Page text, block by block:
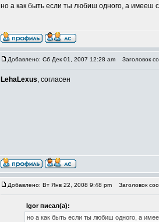
но а как быть если ты любиш одного, а имееш
Добавлено: Сб Дек 01, 2007 12:28 am Заголовок
LehaLexus, согласен
Добавлено: Вт Янв 22, 2008 9:48 pm Заголовок
Igor писал(а):
но а как быть если ты любиш одного, а